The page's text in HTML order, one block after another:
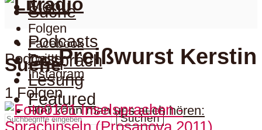
Folgen
Facebook
Twitter
Instagram
Hier kann man uns auch hören:
Menu
Suche
Suche
Suchen
Podcasts
Gespräch
Lesung
Featured
PodcastPreißwurst Kerstin
1 Folgen